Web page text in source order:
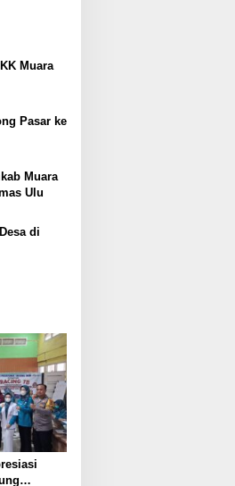
Muara
Pasar ke
Muara
Ulu
di